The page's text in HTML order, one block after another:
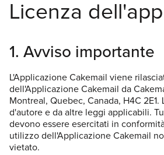
Licenza
1. Avviso importante
L'Applicazione Cakemail viene
dell'Applicazione Cakemail da
Montreal, Quebec, Canada, H4C
d'autore e da altre leggi applicabili.
devono essere esercitati in
utilizzo dell'Applicazione Cakemail
vietato.